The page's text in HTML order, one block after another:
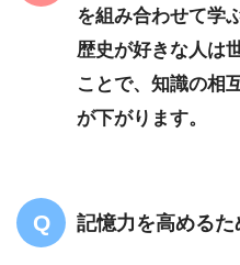
を組み合わせて学
歴史が好きな人は
ことで、知識の相
が下がります。
記憶力を高めるた